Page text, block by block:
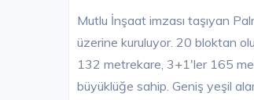
Mutlu İnşaat imzası taşıyan
üzerine kuruluyor. 20 bloktan
132 metrekare, 3+1'ler 165
büyüklüğe sahip. Geniş yeşil